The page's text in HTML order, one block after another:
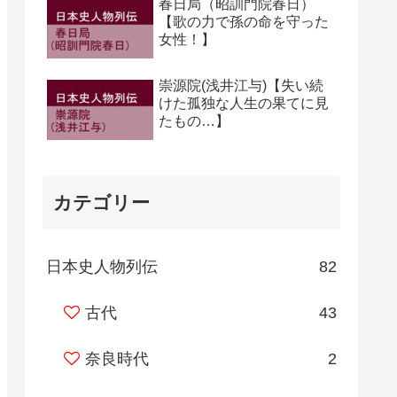
春日局（昭訓門院春日）
【歌の力で孫の命を守った
女性！】
崇源院(浅井江与)【失い続
けた孤独な人生の果てに見
たもの…】
カテゴリー
日本史人物列伝 82
古代 43
奈良時代 2